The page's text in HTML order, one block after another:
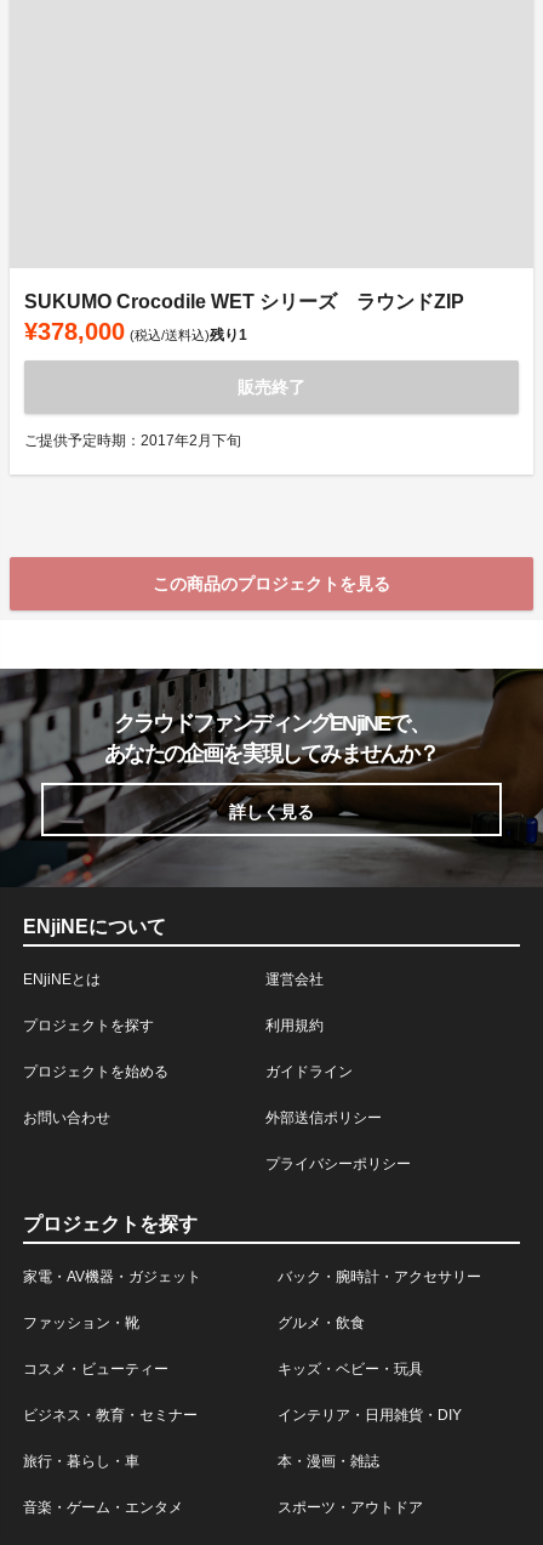
SUKUMO Crocodile WET シリーズ ラウンドZIP
¥378,000 (税込/送料込)残り1
販売終了
ご提供予定時期：2017年2月下旬
この商品のプロジェクトを見る
クラウドファンディングENjiNEで、
あなたの企画を実現してみませんか？
詳しく見る
ENjiNEについて
ENjiNEとは
プロジェクトを探す
プロジェクトを始める
お問い合わせ
運営会社
利用規約
ガイドライン
外部送信ポリシー
プライバシーポリシー
プロジェクトを探す
家電・AV機器・ガジェット バック・腕時計・アクセサリー
ファッション・靴 グルメ・飲食
コスメ・ビューティー キッズ・ベビー・玩具
ビジネス・教育・セミナー インテリア・日用雑貨・DIY
旅行・暮らし・車 本・漫画・雑誌
音楽・ゲーム・エンタメ スポーツ・アウトドア